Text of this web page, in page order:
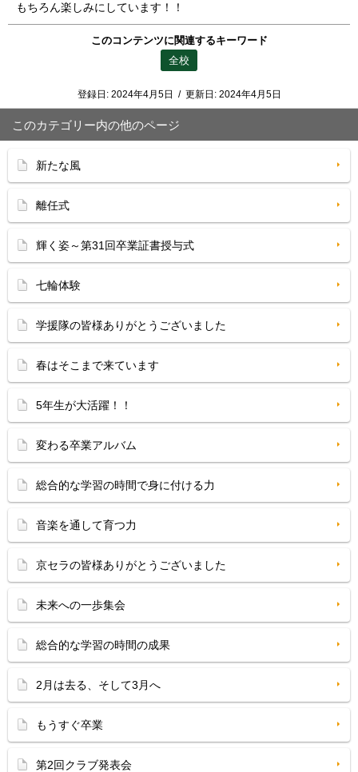
もちろん楽しみにしています！！
このコンテンツに関連するキーワード
全校
登録日: 2024年4月5日 / 更新日: 2024年4月5日
このカテゴリー内の他のページ
新たな風
離任式
輝く姿～第31回卒業証書授与式
七輪体験
学援隊の皆様ありがとうございました
春はそこまで来ています
5年生が大活躍！！
変わる卒業アルバム
総合的な学習の時間で身に付ける力
音楽を通して育つ力
京セラの皆様ありがとうございました
未来への一歩集会
総合的な学習の時間の成果
2月は去る、そして3月へ
もうすぐ卒業
第2回クラブ発表会